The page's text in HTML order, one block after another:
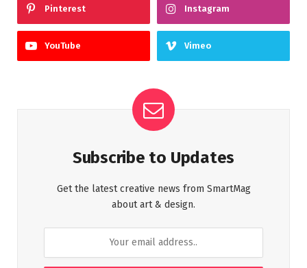
Pinterest Instagram
YouTube Vimeo
Subscribe to Updates
Get the latest creative news from SmartMag
about art & design.